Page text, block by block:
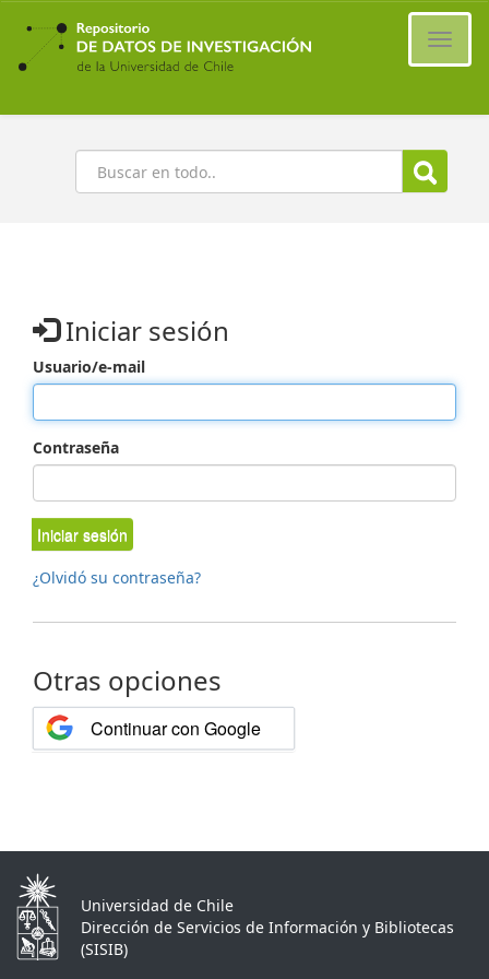
Ir
contenido
principal
Buscar
Iniciar sesión
Usuario/e-mail
Contraseña
Iniciar sesión
¿Olvidó su contraseña?
Otras opciones
Continuar con Google
Universidad de Chile
Dirección de Servicios de Información y Bibliotecas
(SISIB)